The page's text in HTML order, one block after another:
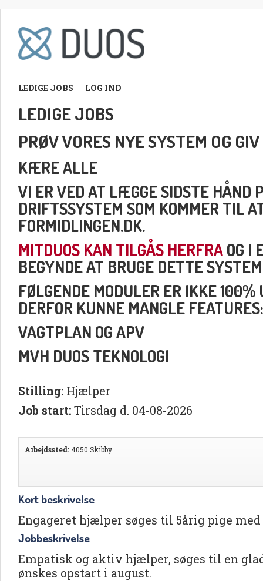
LEDIGE JOBS LOG IND
LEDIGE JOBS
PRØV VORES NYE SYSTEM OG
KÆRE ALLE
VI ER VED AT LÆGGE SIDSTE HÅND
DRIFTSSYSTEM SOM KOMMER TIL
FORMIDLINGEN.DK.
MITDUOS KAN TILGÅS HERFRAOG I
BEGYNDE AT BRUGE DETTE
FØLGENDE MODULER ER IKKE 100%
DERFOR KUNNE MANGLE FEATURES:
VAGTPLAN OG APV
MVH DUOS TEKNOLOGI
Stilling: Hjælper
Job start: Tirsdag d. 04-08-2026
Arbejdssted:4050 Skibby
Kort beskrivelse
Engageret hjælper søges til 5årig pige
Jobbeskrivelse
Empatisk og aktiv hjælper, søges til en
ønskes opstart i august.